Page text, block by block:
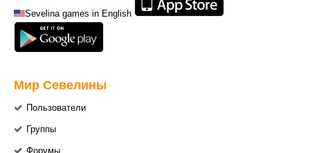
Sevelina games in English
Мир Севелины
Пользователи
Группы
Форумы